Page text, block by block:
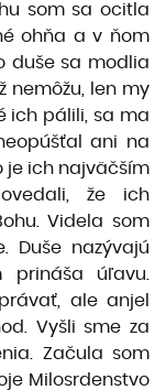
som sa ocitla
ohňa a v ňom
duše sa modlia
nemôžu, len my
ich pálili, sa ma
ani na
je ich najväčším
že ich
Videla som
Duše nazývajú
prináša úľavu.
ale anjel
Vyšli sme za
Začula som
Milosrdenstvo